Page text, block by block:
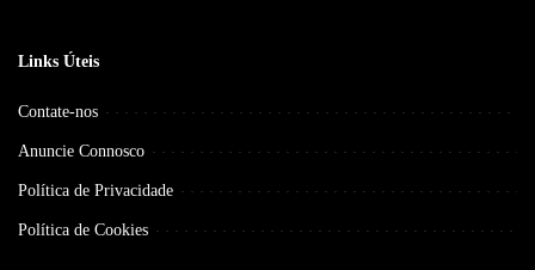
Links Úteis
Contate-nos
Anuncie Connosco
Política de Privacidade
Política de Cookies